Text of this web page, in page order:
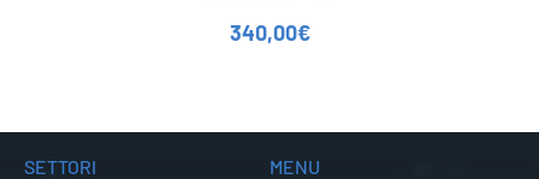
340,00€
SETTORI MENU